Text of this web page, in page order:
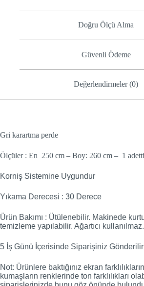
Doğru Ölçü Alma
Güvenli Ödeme
Değerlendirmeler (0)
Gri karartma perde
Ölçüler : En 250 cm – Boy: 260 cm – 1
Korniş Sistemine Uygundur
Yıkama Derecesi : 30 Derece
Ürün Bakımı : Ütülenebilir. Makinede
temizleme yapılabilir. Ağartıcı kullanılmaz.
5 İş Günü İçerisinde Siparişiniz Gönderilir
Not: Ürünlere baktığınız ekran
kumaşların renklerinde ton farklılıkları